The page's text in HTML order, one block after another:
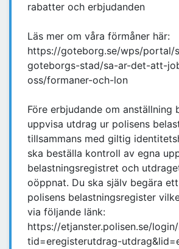
rabatter och erbjudanden
Läs mer om våra förmåner här:
https://goteborg.se/wps/
goteborgs-stad/sa-ar-det-att-
oss/formaner-och-lon
Före erbjudande om anställning
uppvisa utdrag ur polisens
tillsammans med giltig
ska beställa kontroll av egna
belastningsregistret och
oöppnat. Du ska själv begära
polisens belastningsregister
via följande länk:
https://etjanster.polisen.se/
tid=eregisterutdrag-